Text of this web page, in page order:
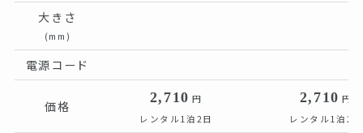
大きさ
(mm)
電源コード
価格
2,710 円
レンタル1泊2日
2,710 円
レンタル1泊2日